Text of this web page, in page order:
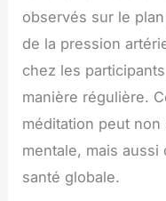
observés sur le
de la pression
chez les
manière régulière.
méditation peut
mentale, mais
santé globale.